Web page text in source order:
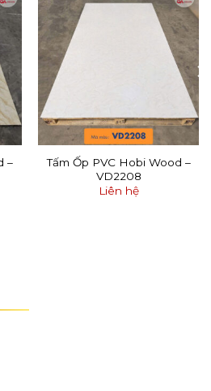
–
Tấm Ốp PVC Hobi Wood –
VD2208
Liên hệ